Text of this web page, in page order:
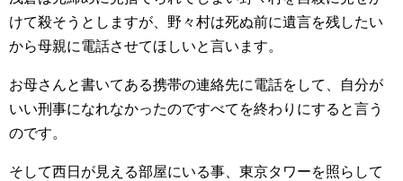
けて殺そうとしますが、野々村は死ぬ前に遺言を残したい
から母親に電話させてほしいと言います。
お母さんと書いてある携帯の連絡先に電話をして、自分が
いい刑事になれなかったのですべてを終わりにすると言う
のです。
そして西日が見える部屋にいる事、東京タワーを照らして